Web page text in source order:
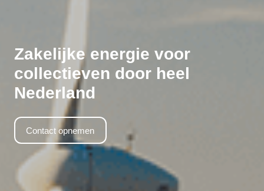
Zakelijke energie voor
collectieven door heel
Nederland
Contact opnemen